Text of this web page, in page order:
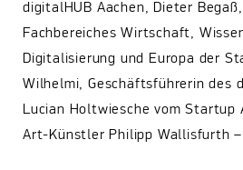
digitalHUB Aachen, Dieter
Fachbereiches Wirtschaft,
Digitalisierung und Europa der
Wilhelmi, Geschäftsführerin des
Lucian Holtwiesche vom Startup
Art-Künstler Philipp Wallisfurth –